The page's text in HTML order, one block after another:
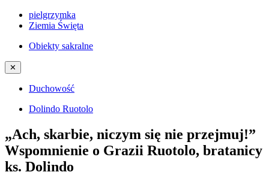
pielgrzymka
Ziemia Święta
Obiekty sakralne
✕
Duchowość
Dolindo Ruotolo
„Ach, skarbie, niczym się nie przejmuj!”
Wspomnienie o Grazii Ruotolo, bratanicy
ks. Dolindo